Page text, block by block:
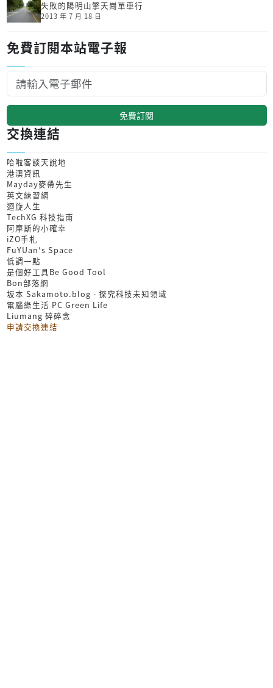
失敗的陽明山擎天崗單車行
2013 年 7 月 18 日
免費訂閱本站電子報
免費訂閱
交換連結
哈啦客談天說地
港澳資訊
Mayday麥帶先生
英文練習網
迴旋人生
TechXG 科技指南
阿摩斯的小確幸
iZO手札
FuYUan's Space
低調一點
是個好工具Be Good Tool
Bon部落網
坂本 Sakamoto.blog - 探究科技未知領域
電腦綠生活 PC Green Life
Liumang 碎碎念
申請交換連結